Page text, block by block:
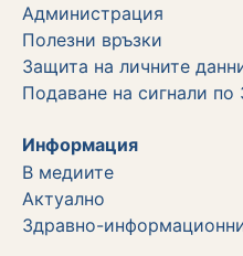
Администрация
Полезни връзки
Защита на личните
Подаване на сигнали
Информация
В медиите
Актуално
Здравно-